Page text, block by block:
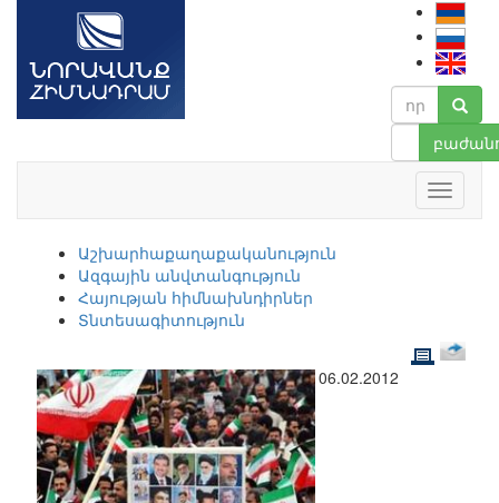
Աշխարհաքաղաքականություն
Ազգային անվտանգություն
Հայության հիմնախնդիրներ
Տնտեսագիտություն
06.02.2012